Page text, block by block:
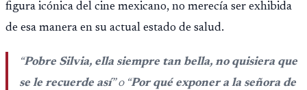
figura icónica del cine mexicano, no merecía ser exhibida
de esa manera en su actual estado de salud.
“Pobre Silvia, ella siempre tan bella, no quisiera que
se le recuerde así” o “Por qué exponer a la señora de